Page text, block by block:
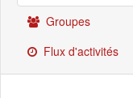
Demandes
À propos
Groupes
Flux d'activités